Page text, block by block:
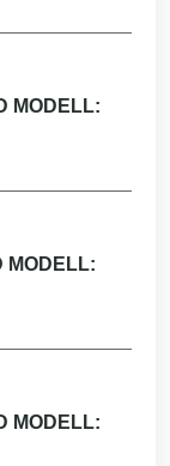
MODELL:
MODELL:
MODELL: